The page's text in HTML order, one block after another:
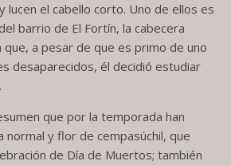
lucen el cabello corto. Uno de ellos es
barrio de El Fortín, la cabecera
que, a pesar de que es primo de uno
desaparecidos, él decidió estudiar
que por la temporada han
normal y flor de cempasúchil, que
de Día de Muertos; también